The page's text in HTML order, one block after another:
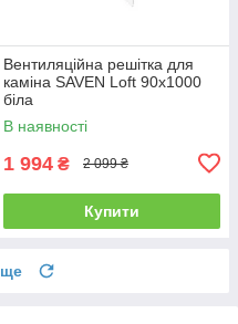
Вентиляційна решітка для
каміна SAVEN Loft 90х1000
біла
В наявності
1 994 ₴ 2 099 ₴
Купити
ще